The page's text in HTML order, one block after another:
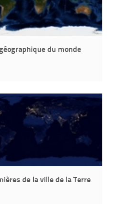
du monde
de la ville de la Terre